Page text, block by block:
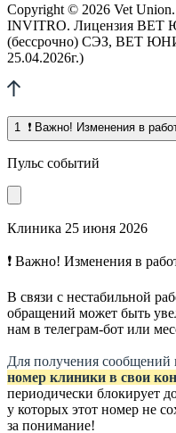
Copyright © 2026 Vet
INVITRO. Лицензия ВЕТ
(бессрочно) СЭЗ, ВЕТ
25.04.2026г.)
1 ❗ Важно! Изменения в
Пульс событий
Клиника 25 июня 2026
❗ Важно! Изменения в
В связи с нестабильной
обращений может быть
нам в телеграм-бот или
Для получения
номер клиники в свои
периодически блокирует
у которых этот номер не
за понимание!